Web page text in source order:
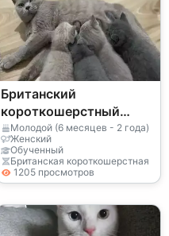
Британский
короткошерстный
котенок с мягкой
шерстью
Молодой (6 месяцев - 2 года)
Женский
Обученный
Британская короткошерстная
1205 просмотров